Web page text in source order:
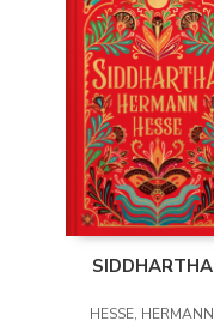
SIDDHARTHA
HESSE, HERMANN